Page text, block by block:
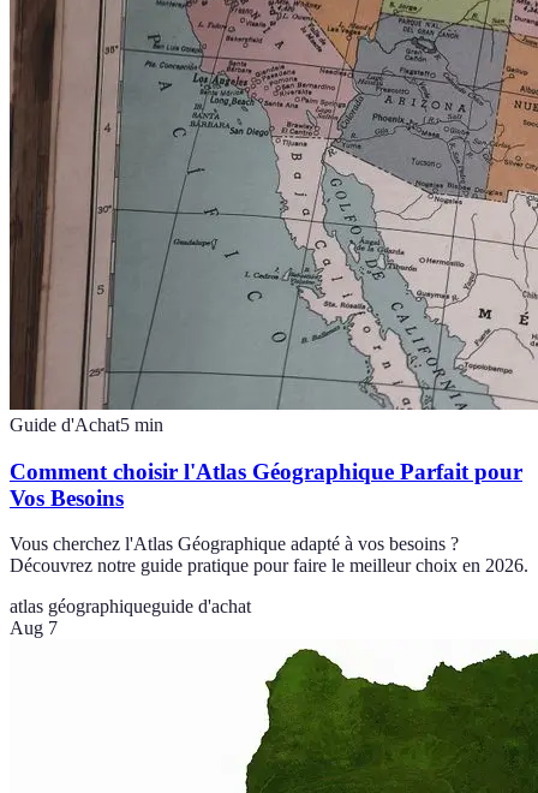
Guide d'Achat5 min
Comment choisir l'Atlas Géographique Parfait pour
Vos Besoins
Vous cherchez l'Atlas Géographique adapté à vos besoins ?
Découvrez notre guide pratique pour faire le meilleur choix en 2026.
atlas géographiqueguide d'achat
Aug 7